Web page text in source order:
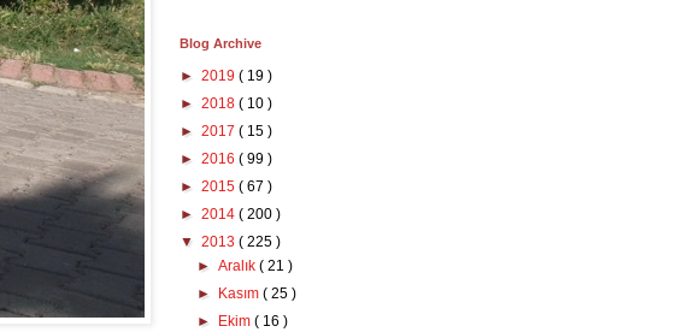
Blog Archive
► 2019 ( 19 )
► 2018 ( 10 )
► 2017 ( 15 )
► 2016 ( 99 )
► 2015 ( 67 )
► 2014 ( 200 )
▼ 2013 ( 225 )
►Aralık( 21 )
►
Kasım( 25 )
►
Ekim( 16 )